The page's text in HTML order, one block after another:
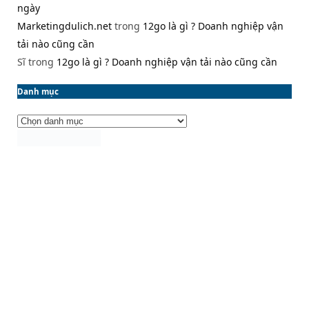
ngày
Marketingdulich.net trong 12go là gì ? Doanh nghiệp vận
tải nào cũng cần
Sĩtrong 12go là gì ? Doanh nghiệp vận tải nào cũng cần
Danh mục
Danh